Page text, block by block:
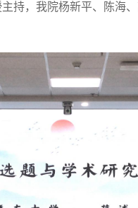
持，我院杨新平、陈海